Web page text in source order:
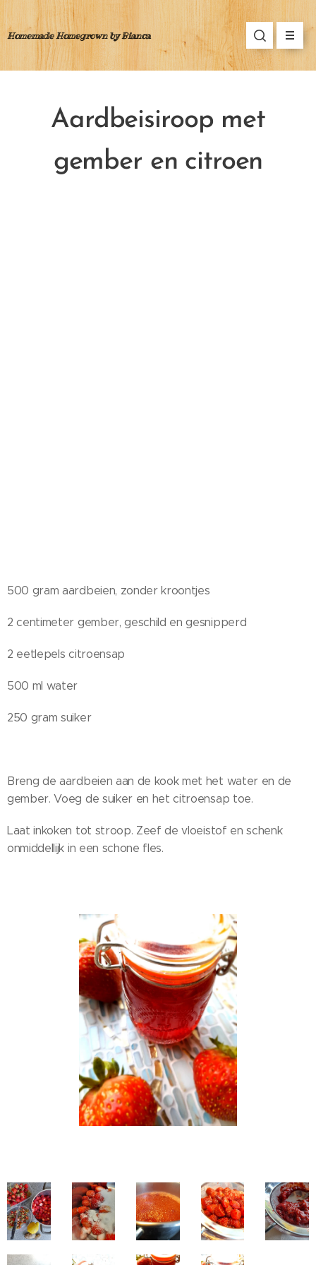
Homemade Homegrown by Bianca
Aardbeisiroop met
gember en citroen
500 gram aardbeien, zonder kroontjes
2 centimeter gember, geschild en gesnipperd
2 eetlepels citroensap
500 ml water
250 gram suiker
Breng de aardbeien aan de kook met het water en de
gember. Voeg de suiker en het citroensap toe.
Laat inkoken tot stroop. Zeef de vloeistof en schenk
onmiddellijk in een schone fles.